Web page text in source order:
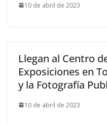
10 de abril de 2023
Llegan al Centro
Exposiciones en
y la Fotografía
10 de abril de 2023